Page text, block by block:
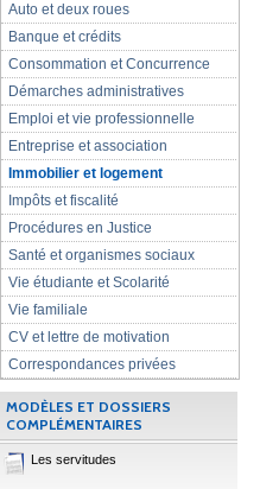
Auto et deux roues
Banque et crédits
Consommation et Concurrence
Démarches administratives
Emploi et vie professionnelle
Entreprise et association
Immobilier et logement
Impôts et fiscalité
Procédures en Justice
Santé et organismes sociaux
Vie étudiante et Scolarité
Vie familiale
CV et lettre de motivation
Correspondances privées
MODÈLES ET DOSSIERS
COMPLÉMENTAIRES
Les servitudes